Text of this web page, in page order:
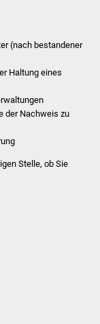
Apotheken
Angehörigen
/ UV-
(nach bestandener
Haltung eines
der Nachweis zu
Stelle, ob Sie